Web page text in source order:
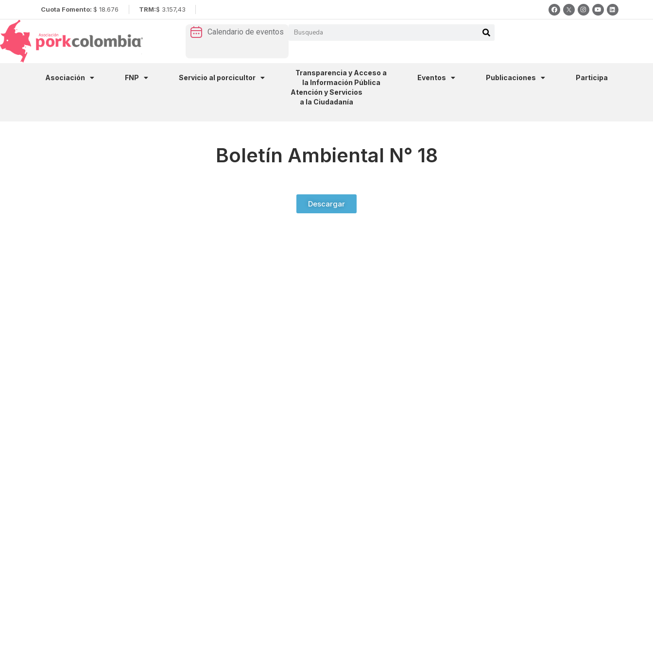
Cuota Fomento: $ 18.676 TRM:$ 3.157,43
Calendario de eventos
Asociación FNP Servicio al porcicultor
Transparencia y Acceso a
la Información Pública
Eventos Publicaciones
Participa
Atención y Servicios
a la Ciudadanía
Boletín Ambiental N° 18
Descargar